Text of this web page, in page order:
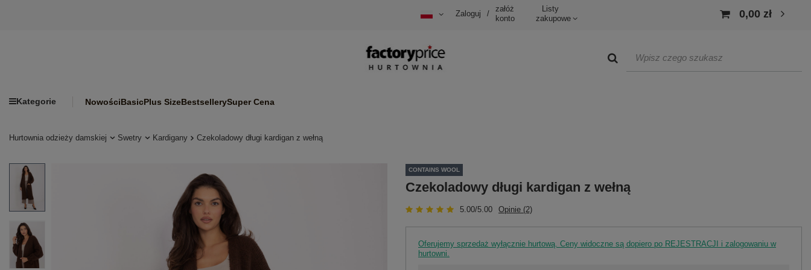
Zaloguj /
załóż
konto
Listy
zakupowe
0,00 zł
Kategorie NowościBasicPlus SizeBestsellerySuper Cena
Hurtownia odzieży damskiej Swetry Kardigany Czekoladowy długi kardigan z wełną
CONTAINS WOOL
Czekoladowy długi kardigan z wełną
5.00/5.00 Opinie (2)
Oferujemy sprzedaż wyłącznie hurtową. Ceny widoczne są dopiero po REJESTRACJI i zalogowaniu w
hurtowni.